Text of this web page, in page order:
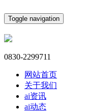
Toggle navigation
0830-2299711
网站首页
关于我们
ai资讯
ai动态